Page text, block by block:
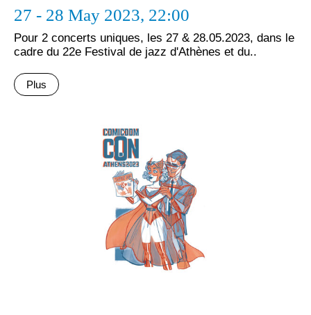
27 - 28 May 2023, 22:00
Pour 2 concerts uniques, les 27 & 28.05.2023, dans le
cadre du 22e Festival de jazz d'Athènes et du..
Plus